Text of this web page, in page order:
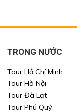
TRONG NƯỚC
Tour Hồ Chí Minh
Tour Hà Nội
Tour Đà Lạt
Tour Phú Quý